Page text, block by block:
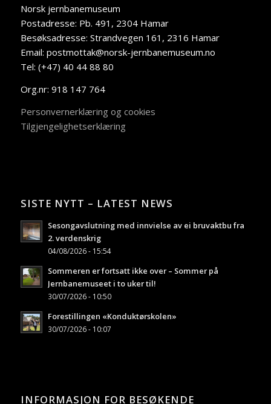
Norsk jernbanemuseum
Postadresse: Pb. 491, 2304 Hamar
Besøksadresse: Strandvegen 161, 2316 Hamar
Email: postmottak@norsk-jernbanemuseum.no
Tel: (+47) 40 44 88 80
Org.nr: 918 147 764
Personvernerklæring og cookies
Tilgjengelighetserklæring
SISTE NYTT – LATEST NEWS
Sesongavslutning med innvielse av ei bruvaktbu fra
2. verdenskrig
04/08/2026 - 15:54
Sommeren er fortsatt ikke over – Sommer på
Jernbanemuseet i to uker til!
30/07/2026 - 10:50
Forestillingen «Konduktørskolen»
30/07/2026 - 10:07
INFORMASJON FOR BESØKENDE